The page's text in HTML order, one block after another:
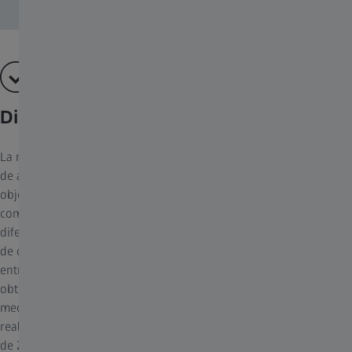
Diseño de elementos flotantes
La moderna técnica de cámara y los sensores de imagen digitales
de alta resolución incrementan siempre el rendimiento de los
objetivos. Gracias al moderno Diseño de Elementos Flotantes se
compensan los errores de imagen de los objetivos ZEISS ante
diferentes enfoques. Esto se realiza modificando la distancia axial
de cada lente o grupo de lente entre sí. El ajuste de la distancia
entre lentes está vinculada de este modo al enfoque, para
obtener siempre la adecuada corrección. La construcción
mecánica de la lente es muy compleja y el tratamiento se debe
realizar de forma muy precisa: ambas disciplinas por excelencia
de ZEISS.